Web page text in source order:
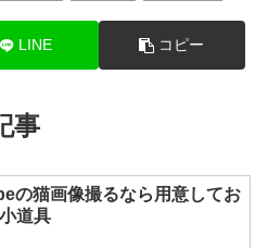
LINE コピー
事
の猫画像撮るなら用意してお
道具